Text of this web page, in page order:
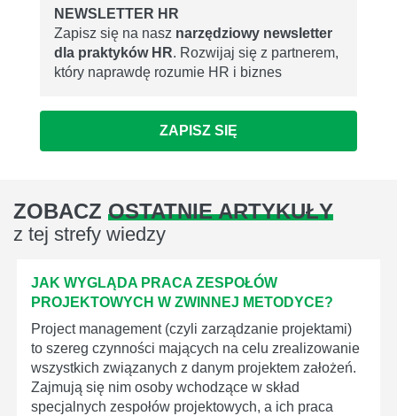
NEWSLETTER HR
Zapisz się na nasz narzędziowy newsletter
dla praktyków HR. Rozwijaj się z partnerem,
który naprawdę rozumie HR i biznes
ZAPISZ SIĘ
ZOBACZ OSTATNIE ARTYKUŁY
z tej strefy wiedzy
JAK WYGLĄDA PRACA ZESPOŁÓW
PROJEKTOWYCH W ZWINNEJ METODYCE?
Project management (czyli zarządzanie projektami)
to szereg czynności mających na celu zrealizowanie
wszystkich związanych z danym projektem założeń.
Zajmują się nim osoby wchodzące w skład
specjalnych zespołów projektowych, a ich praca